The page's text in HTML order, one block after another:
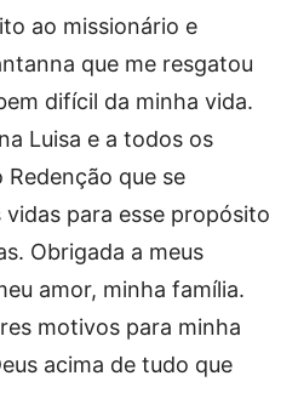
ao missionário e
que me resgatou
difícil da minha vida.
Luisa e a todos os
que se
vidas para esse propósito
Obrigada a meus
amor, minha família.
motivos para minha
acima de tudo que